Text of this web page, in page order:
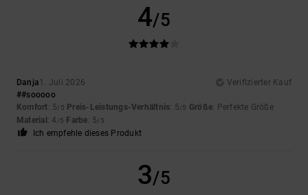
4/5
Danja1. Juli 2026
Verifizierter Kauf
##sooooo
Komfort: 5/5 Preis-Leistungs-Verhältnis: 5/5 Größe: Perfekte Größe
Material: 4 /5 Farbe: 5/5
Ich empfehle dieses Produkt
3/5